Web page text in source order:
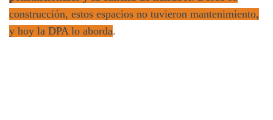
construcción, estos espacios no tuvieron mantenimiento,
y hoy la DPA lo aborda.